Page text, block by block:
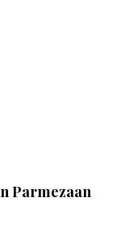
Parmezaan